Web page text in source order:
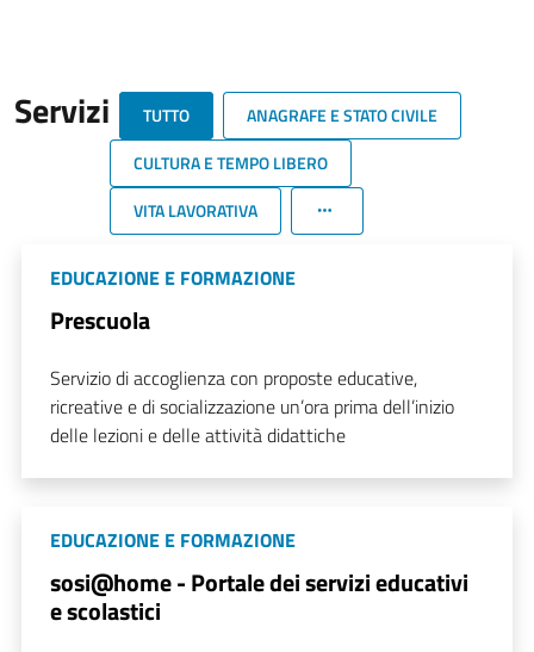
Servizi TUTTO
ANAGRAFE E STATO CIVILE
CULTURA E TEMPO LIBERO
VITA LAVORATIVA
EDUCAZIONE E FORMAZIONE
Prescuola
Servizio di accoglienza con proposte educative,
ricreative e di socializzazione un’ora prima dell’inizio
delle lezioni e delle attività didattiche
EDUCAZIONE E FORMAZIONE
sosi@home - Portale dei servizi educativi
e scolastici